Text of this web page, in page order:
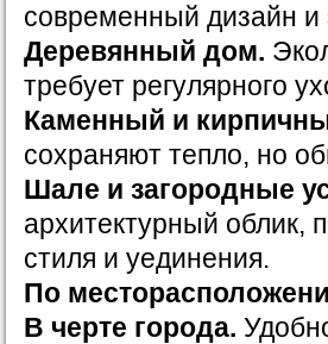
современный дизайн и
Деревянный дом.
требует регулярного
Каменный и
сохраняют тепло, но
Шале и загородные
архитектурный облик,
стиля и уединения.
По
В черте города.